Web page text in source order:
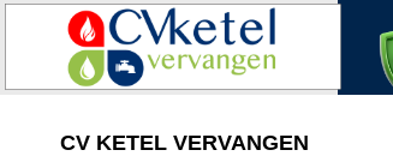
CV KETEL VERVANGEN